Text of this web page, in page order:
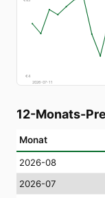
€4
2026-07-11
12-Monats-
Monat
2026-08
2026-07